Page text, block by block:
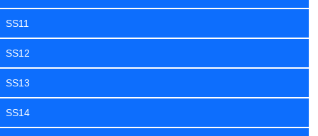
SS11
SS12
SS13
SS14